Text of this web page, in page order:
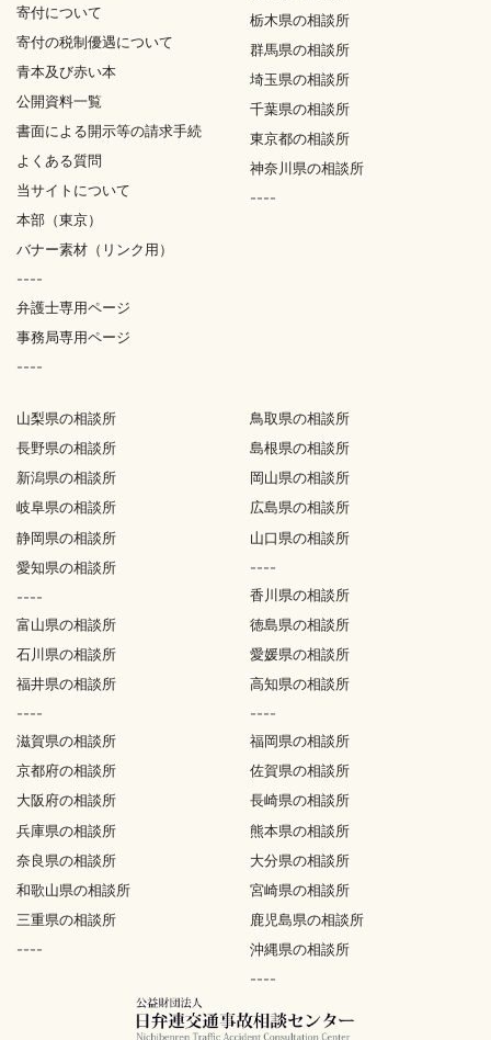
寄付について
寄付の税制優遇について
青本及び赤い本
公開資料一覧
書面による開示等の請求手続
よくある質問
当サイトについて
本部（東京）
バナー素材（リンク用）
----
弁護士専用ページ
事務局専用ページ
----
栃木県の相談所
群馬県の相談所
埼玉県の相談所
千葉県の相談所
東京都の相談所
神奈川県の相談所
----
山梨県の相談所
長野県の相談所
新潟県の相談所
岐阜県の相談所
静岡県の相談所
愛知県の相談所
----
富山県の相談所
石川県の相談所
福井県の相談所
----
滋賀県の相談所
京都府の相談所
大阪府の相談所
兵庫県の相談所
奈良県の相談所
和歌山県の相談所
三重県の相談所
----
鳥取県の相談所
島根県の相談所
岡山県の相談所
広島県の相談所
山口県の相談所
----
香川県の相談所
徳島県の相談所
愛媛県の相談所
高知県の相談所
----
福岡県の相談所
佐賀県の相談所
長崎県の相談所
熊本県の相談所
大分県の相談所
宮崎県の相談所
鹿児島県の相談所
沖縄県の相談所
----